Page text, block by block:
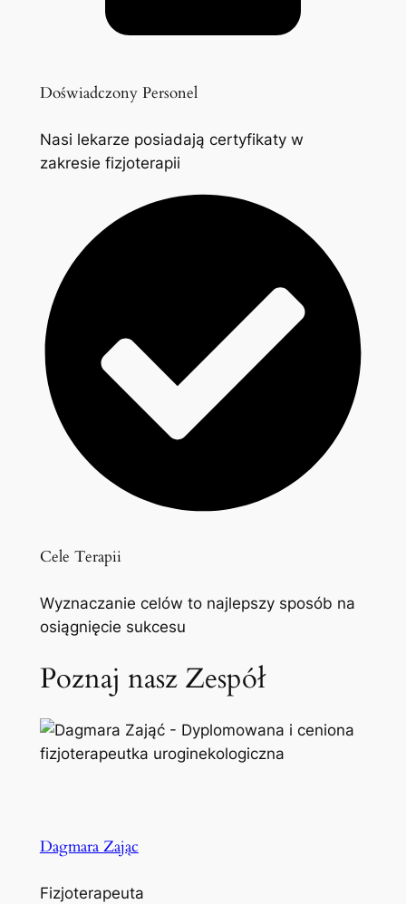
Doświadczony Personel
Nasi lekarze posiadają certyfikaty w
zakresie fizjoterapii
Cele Terapii
Wyznaczanie celów to najlepszy sposób na
osiągnięcie sukcesu
Poznaj nasz Zespół
Dagmara Zając
Fizjoterapeuta